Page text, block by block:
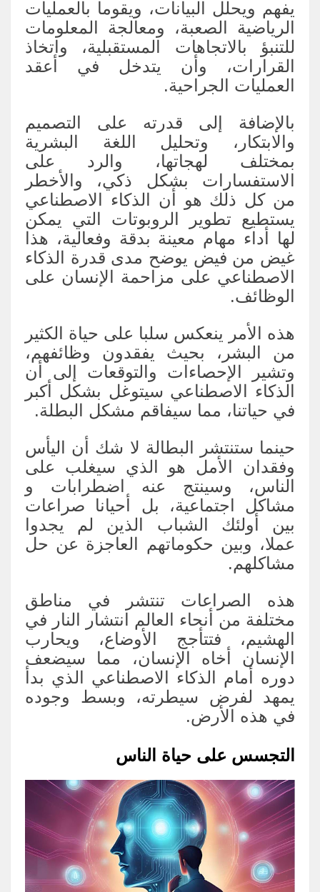
يفهم ويحلل البيانات، ويقوما بالعمليات
الرياضية الصعبة، ومعالجة المعلومات
للتنبؤ بالاتجاهات المستقبلية، واتخاذ
القرارات، وأن يتدخل في أعقد
العمليات الجراحية.
بالإضافة إلى قدرته على التصميم
والابتكار، وتحليل اللغة البشرية
بمختلف لهجاتها، والرد على
الاستفسارات بشكل ذكي، والأخطر
من كل ذلك هو أن الذكاء الاصطناعي
يستطيع تطوير الروبوتات التي يمكن
لها أداء مهام معينة بدقة وفعالية، هذا
غيض من فيض يوضح مدى قدرة الذكاء
الاصطناعي على مزاحمة الإنسان على
الوظائف.
هذه الأمر ينعكس سلبا على حياة الكثير
من البشر، بحيث يفقدون وظائفهم،
وتشير الإحصاءات والتوقعات إلى أن
الذكاء الاصطناعي سيتوغل بشكل أكبر
في حياتنا، مما سيفاقم مشكل البطلة.
حينما ستنتشر البطالة لا شك أن اليأس
وفقدان الأمل هو الذي سيغلب على
الناس، وسينتج عنه اضطرابات و
مشاكل اجتماعية، بل أحيانا صراعات
بين أولئك الشباب الذين لم يجدوا
عملا، وبين حكوماتهم العاجزة عن حل
مشاكلهم.
هذه الصراعات تنتشر في مناطق
مختلفة من أنحاء العالم انتشار النار في
الهشيم، فتتأجج الأوضاع، ويحارب
الإنسان أخاه الإنسان، مما سيضعف
دوره أمام الذكاء الاصطناعي الذي بدأ
يمهد لفرض سيطرته، وبسط وجوده
في هذه الأرض.
التجسس على حياة الناس